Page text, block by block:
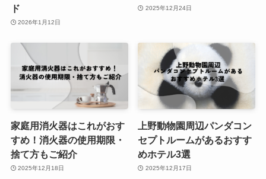
ド
2026年1月12日
2025年12月24日
家庭用消火器はこれがおす
すめ！消火器の使用期限・
捨て方もご紹介
2025年12月18日
上野動物園周辺パンダコン
セプトルームがあるおすす
めホテル3選
2025年12月17日